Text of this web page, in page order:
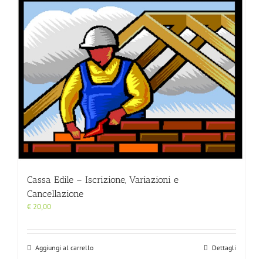
Cassa Edile – Iscrizione, Variazioni e
Cancellazione
€ 20,00
Aggiungi al carrello Dettagli